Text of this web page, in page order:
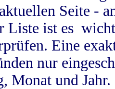
Seite -
Liste ist es
Eine
nur
Monat und Jahr.